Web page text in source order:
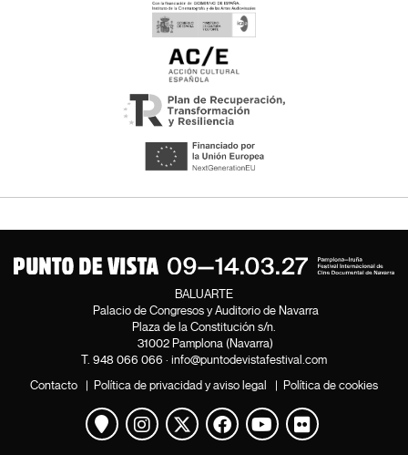
BALUARTE
Palacio de Congresos y Auditorio de Navarra
Plaza de la Constitución s/n.
31002 Pamplona (Navarra)
T. 948 066 066 · info@puntodevistafestival.com
Contacto | Política de privacidad y aviso legal | Política de cookies
Ver mapa
Instagram
Twitter
Facebook
Youtube
Flickr